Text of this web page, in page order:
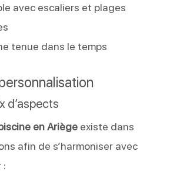
avec escaliers et plages
tenue dans le temps
d’aspects
en Ariègeexiste dans
afin de s’harmoniser avec
: